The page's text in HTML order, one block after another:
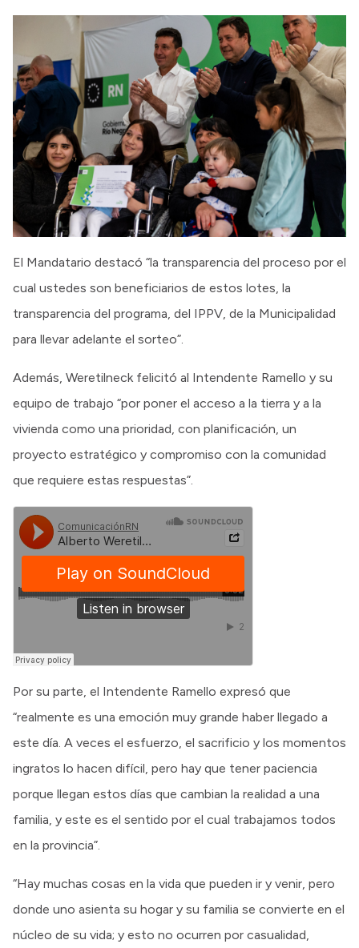
El Mandatario destacó “la transparencia del proceso por el
cual ustedes son beneficiarios de estos lotes, la
transparencia del programa, del IPPV, de la Municipalidad
para llevar adelante el sorteo”.
Además, Weretilneck felicitó al Intendente Ramello y su
equipo de trabajo “por poner el acceso a la tierra y a la
vivienda como una prioridad, con planificación, un
proyecto estratégico y compromiso con la comunidad
que requiere estas respuestas”.
Por su parte, el Intendente Ramello expresó que
“realmente es una emoción muy grande haber llegado a
este día. A veces el esfuerzo, el sacrificio y los momentos
ingratos lo hacen difícil, pero hay que tener paciencia
porque llegan estos días que cambian la realidad a una
familia, y este es el sentido por el cual trabajamos todos
en la provincia”.
“Hay muchas cosas en la vida que pueden ir y venir, pero
donde uno asienta su hogar y su familia se convierte en el
núcleo de su vida; y esto no ocurren por casualidad,